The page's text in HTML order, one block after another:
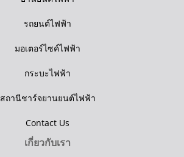
รถยนต์ไฟฟ้า
มอเตอร์ไซค์ไฟฟ้า
กระบะไฟฟ้า
สถานีชาร์จยานยนต์ไฟฟ้า
Contact Us
เกี่ยวกับเรา